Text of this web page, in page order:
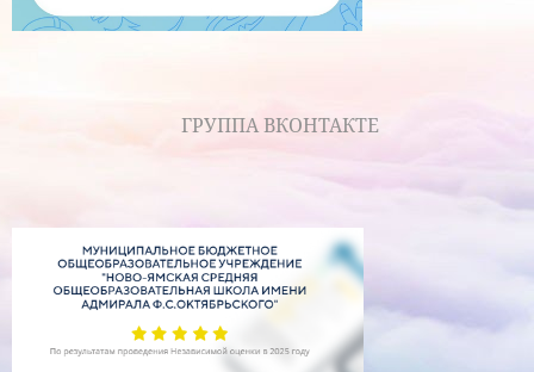
ГРУППА ВКОНТАКТЕ